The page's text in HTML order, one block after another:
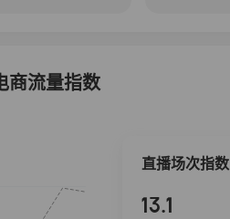
商流量指数
直播场次指数
13.1